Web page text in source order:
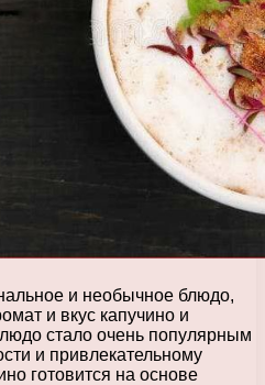
и необычное блюдо,
и вкус капучино и
стало очень популярным
и привлекательному
готовится на основе